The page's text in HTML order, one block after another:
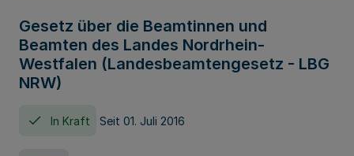
Gesetz über die Beamtinnen und
Beamten des Landes Nordrhein-
Westfalen (Landesbeamtengesetz - LBG
NRW)
In Kraft Seit 01. Juli 2016